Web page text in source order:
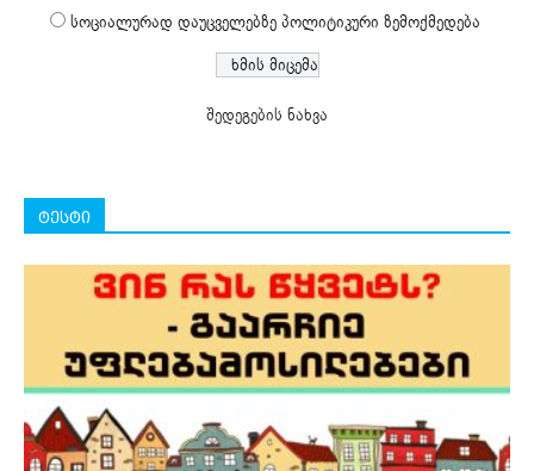
სოციალურად დაუცველებზე პოლიტიკური ზემოქმედება
შედეგების ნახვა
ტესტი